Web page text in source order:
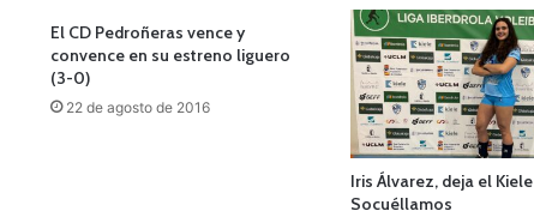
El CD Pedroñeras vence y
convence en su estreno liguero
(3-0)
22 de agosto de 2016
Iris Álvarez, deja el Kiele
Socuéllamos